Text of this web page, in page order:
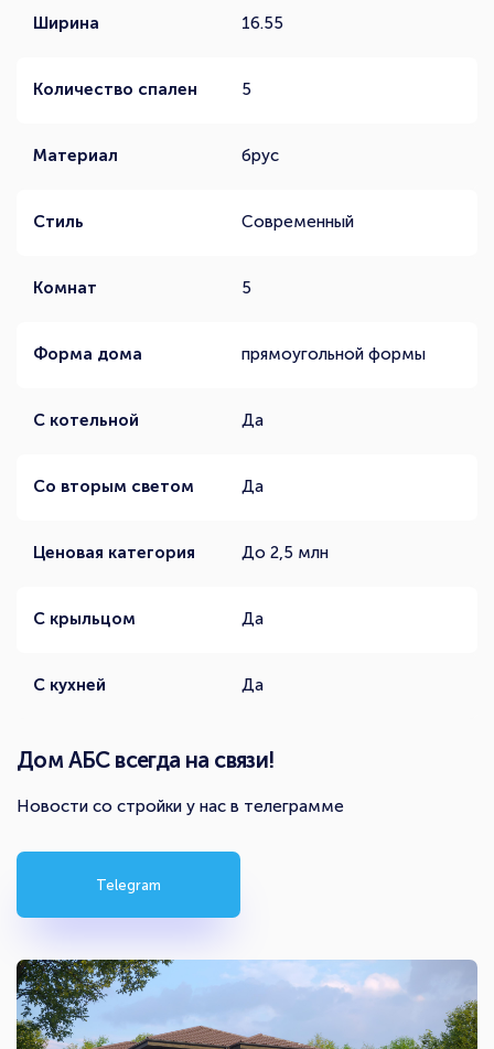
Ширина 16.55
Количество спален 5
Материал брус
Стиль Современный
Комнат 5
Форма дома прямоугольной формы
С котельной Да
Со вторым светом Да
Ценовая категория До 2,5 млн
С крыльцом Да
С кухней Да
Дом АБС всегда на связи!
Новости со стройки у нас в телеграмме
Telegram